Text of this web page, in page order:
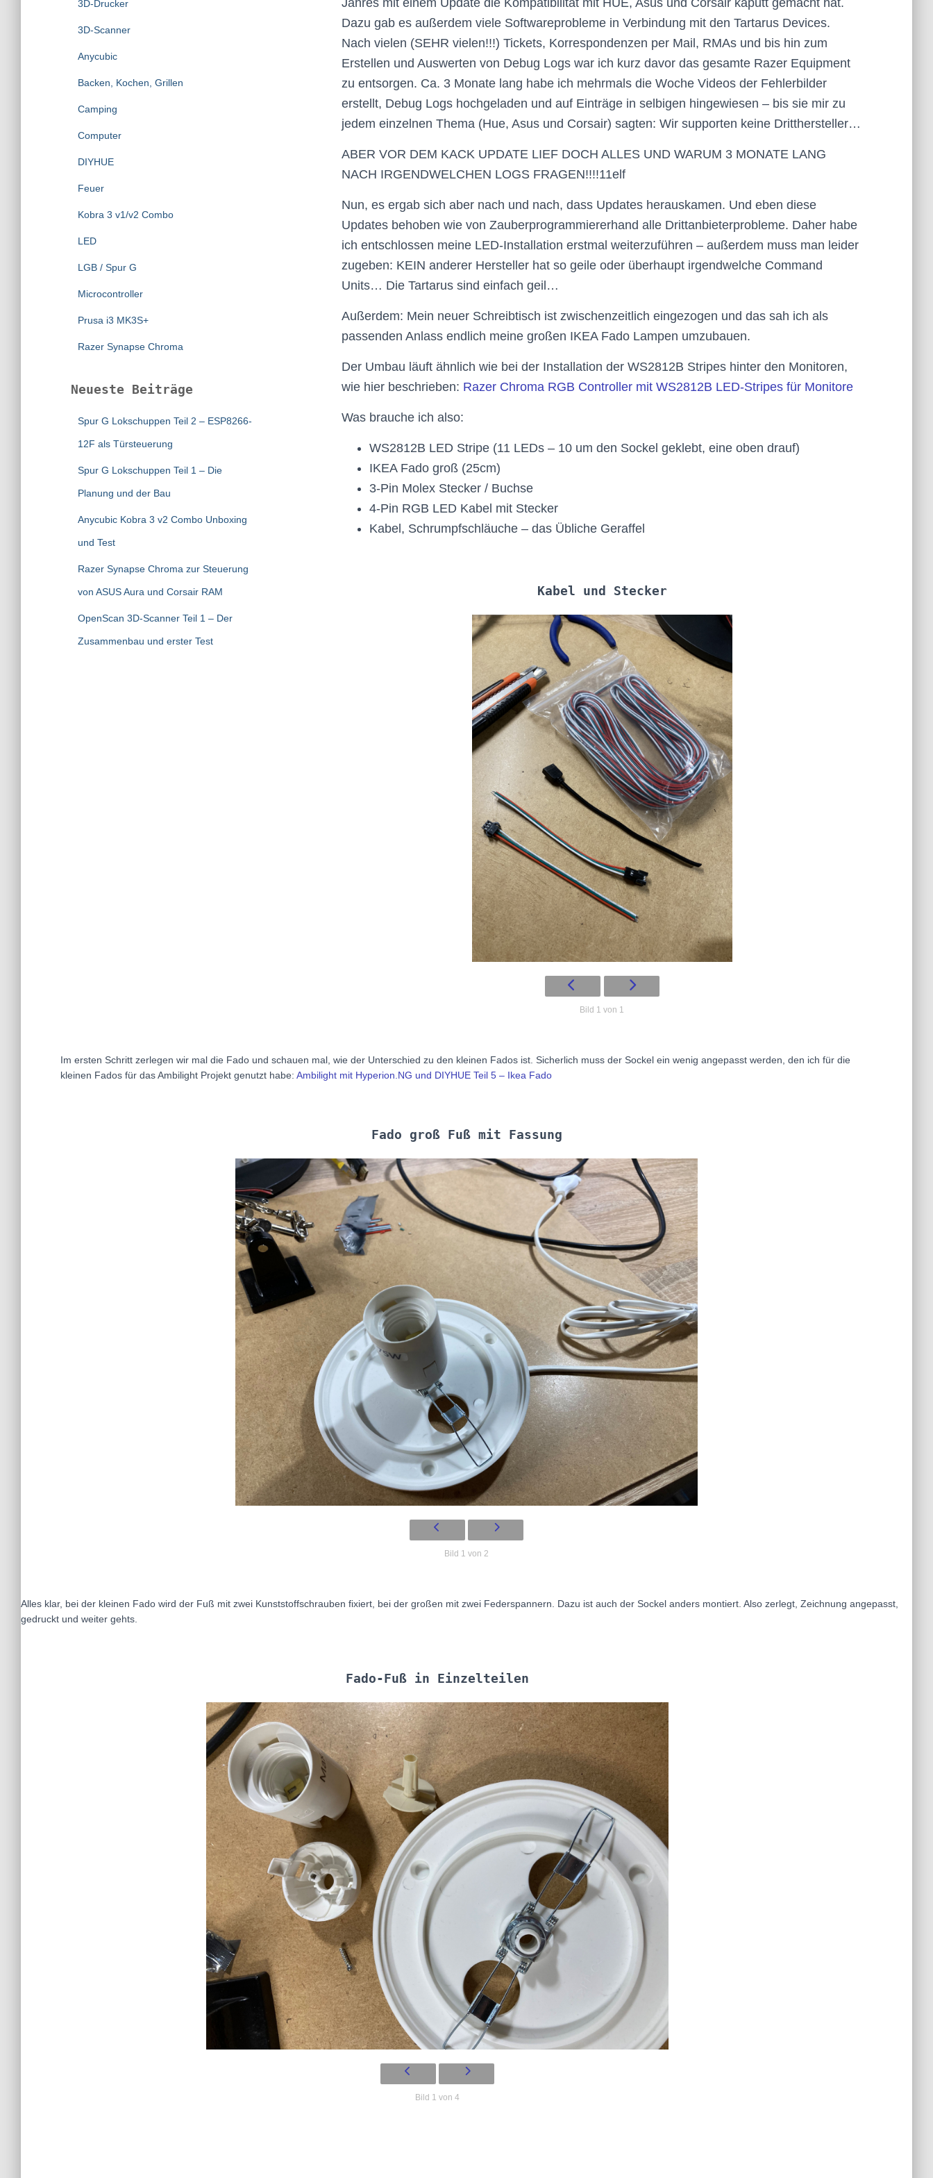
3D-Drucker
3D-Scanner
Anycubic
Backen, Kochen, Grillen
Camping
Computer
DIYHUE
Feuer
Kobra 3 v1/v2 Combo
LED
LGB / Spur G
Microcontroller
Prusa i3 MK3S+
Razer Synapse Chroma
Neueste Beiträge
Spur G Lokschuppen Teil 2 – ESP8266-
12F als Türsteuerung
Spur G Lokschuppen Teil 1 – Die
Planung und der Bau
Anycubic Kobra 3 v2 Combo Unboxing
und Test
Razer Synapse Chroma zur Steuerung
von ASUS Aura und Corsair RAM
OpenScan 3D-Scanner Teil 1 – Der
Zusammenbau und erster Test
Jahres mit einem Update die Kompatibilität mit HUE, Asus und Corsair kaputt gemacht hat.
Dazu gab es außerdem viele Softwareprobleme in Verbindung mit den Tartarus Devices.
Nach vielen (SEHR vielen!!!) Tickets, Korrespondenzen per Mail, RMAs und bis hin zum
Erstellen und Auswerten von Debug Logs war ich kurz davor das gesamte Razer Equipment
zu entsorgen. Ca. 3 Monate lang habe ich mehrmals die Woche Videos der Fehlerbilder
erstellt, Debug Logs hochgeladen und auf Einträge in selbigen hingewiesen – bis sie mir zu
jedem einzelnen Thema (Hue, Asus und Corsair) sagten: Wir supporten keine Dritthersteller…
ABER VOR DEM KACK UPDATE LIEF DOCH ALLES UND WARUM 3 MONATE LANG
NACH IRGENDWELCHEN LOGS FRAGEN!!!!11elf
Nun, es ergab sich aber nach und nach, dass Updates herauskamen. Und eben diese
Updates behoben wie von Zauberprogrammiererhand alle Drittanbieterprobleme. Daher habe
ich entschlossen meine LED-Installation erstmal weiterzuführen – außerdem muss man leider
zugeben: KEIN anderer Hersteller hat so geile oder überhaupt irgendwelche Command
Units… Die Tartarus sind einfach geil…
Außerdem: Mein neuer Schreibtisch ist zwischenzeitlich eingezogen und das sah ich als
passenden Anlass endlich meine großen IKEA Fado Lampen umzubauen.
Der Umbau läuft ähnlich wie bei der Installation der WS2812B Stripes hinter den Monitoren,
wie hier beschrieben: Razer Chroma RGB Controller mit WS2812B LED-Stripes für Monitore
Was brauche ich also:
WS2812B LED Stripe (11 LEDs – 10 um den Sockel geklebt, eine oben drauf)
IKEA Fado groß (25cm)
3-Pin Molex Stecker / Buchse
4-Pin RGB LED Kabel mit Stecker
Kabel, Schrumpfschläuche – das Übliche Geraffel
Kabel und Stecker
Bild 1 von 1
Im ersten Schritt zerlegen wir mal die Fado und schauen mal, wie der Unterschied zu den kleinen Fados ist. Sicherlich muss der Sockel ein wenig angepasst werden, den ich für die
kleinen Fados für das Ambilight Projekt genutzt habe: Ambilight mit Hyperion.NG und DIYHUE Teil 5 – Ikea Fado
Fado groß Fuß mit Fassung
Bild 1 von 2
Alles klar, bei der kleinen Fado wird der Fuß mit zwei Kunststoffschrauben fixiert, bei der großen mit zwei Federspannern. Dazu ist auch der Sockel anders montiert. Also zerlegt, Zeichnung angepasst,
gedruckt und weiter gehts.
Fado-Fuß in Einzelteilen
Bild 1 von 4